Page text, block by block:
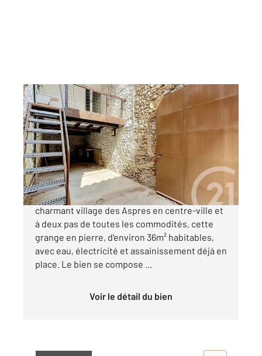
THUIR 66
36 m2, 2 pièces
Ref : 888
Maison à vendre
45 000 €
66300 - THUIR Venez découvrir dans le
charmant village des Aspres en centre-ville et
à deux pas de toutes les commodités, cette
grange en pierre, d'environ 36m² habitables,
avec eau, électricité et assainissement déjà en
place. Le bien se compose ...
Voir le détail du bien